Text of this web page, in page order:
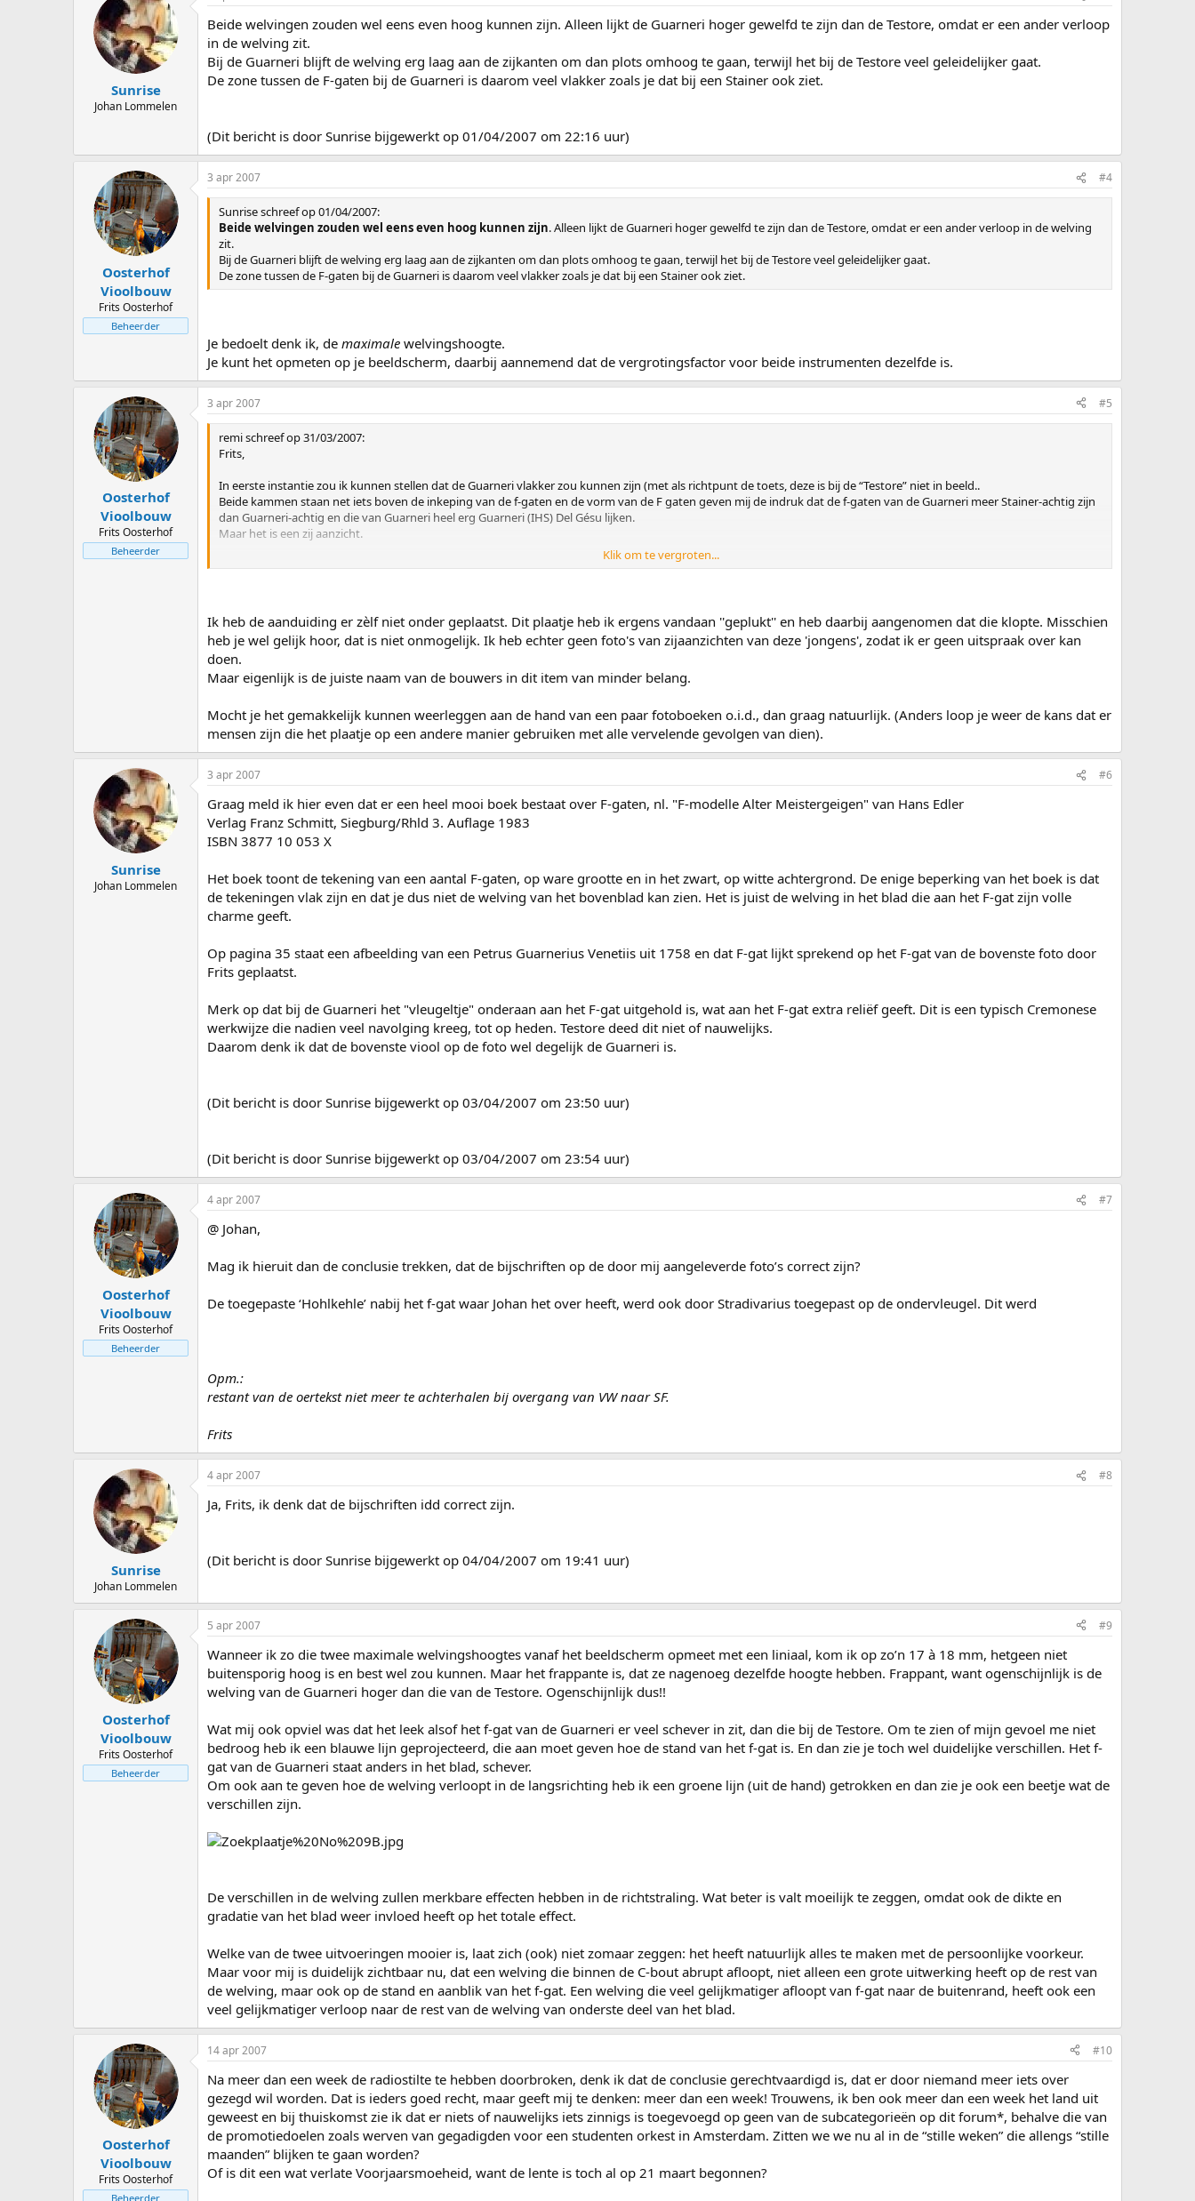
Sunrise
Johan Lommelen
Beide welvingen zouden wel eens even hoog kunnen zijn. Alleen lijkt de Guarneri hoger gewelfd te zijn dan de Testore, omdat er een ander verloop
in de welving zit.
Bij de Guarneri blijft de welving erg laag aan de zijkanten om dan plots omhoog te gaan, terwijl het bij de Testore veel geleidelijker gaat.
De zone tussen de F-gaten bij de Guarneri is daarom veel vlakker zoals je dat bij een Stainer ook ziet.
(Dit bericht is door Sunrise bijgewerkt op 01/04/2007 om 22:16 uur)
Oosterhof
Vioolbouw
Frits Oosterhof
Beheerder
3 apr 2007 #4
Sunrise schreef op 01/04/2007:
Beide welvingen zouden wel eens even hoog kunnen zijn. Alleen lijkt de Guarneri hoger gewelfd te zijn dan de Testore, omdat er een ander verloop in de welving
zit.
Bij de Guarneri blijft de welving erg laag aan de zijkanten om dan plots omhoog te gaan, terwijl het bij de Testore veel geleidelijker gaat.
De zone tussen de F-gaten bij de Guarneri is daarom veel vlakker zoals je dat bij een Stainer ook ziet.
Je bedoelt denk ik, de maximale welvingshoogte.
Je kunt het opmeten op je beeldscherm, daarbij aannemend dat de vergrotingsfactor voor beide instrumenten dezelfde is.
Oosterhof
Vioolbouw
Frits Oosterhof
Beheerder
3 apr 2007 #5
remi schreef op 31/03/2007:
Frits,
In eerste instantie zou ik kunnen stellen dat de Guarneri vlakker zou kunnen zijn (met als richtpunt de toets, deze is bij de “Testore” niet in beeld..
Beide kammen staan net iets boven de inkeping van de f-gaten en de vorm van de F gaten geven mij de indruk dat de f-gaten van de Guarneri meer Stainer-achtig zijn
dan Guarneri-achtig en die van Guarneri heel erg Guarneri (IHS) Del Gésu lijken.
Maar het is een zij aanzicht.
Remi
Klik om te vergroten...
Ik heb de aanduiding er zèlf niet onder geplaatst. Dit plaatje heb ik ergens vandaan ''geplukt'' en heb daarbij aangenomen dat die klopte. Misschien
heb je wel gelijk hoor, dat is niet onmogelijk. Ik heb echter geen foto's van zijaanzichten van deze 'jongens', zodat ik er geen uitspraak over kan
doen.
Maar eigenlijk is de juiste naam van de bouwers in dit item van minder belang.
Mocht je het gemakkelijk kunnen weerleggen aan de hand van een paar fotoboeken o.i.d., dan graag natuurlijk. (Anders loop je weer de kans dat er
mensen zijn die het plaatje op een andere manier gebruiken met alle vervelende gevolgen van dien).
Sunrise
Johan Lommelen
3 apr 2007 #6
Graag meld ik hier even dat er een heel mooi boek bestaat over F-gaten, nl. "F-modelle Alter Meistergeigen" van Hans Edler
Verlag Franz Schmitt, Siegburg/Rhld 3. Auflage 1983
ISBN 3877 10 053 X
Het boek toont de tekening van een aantal F-gaten, op ware grootte en in het zwart, op witte achtergrond. De enige beperking van het boek is dat
de tekeningen vlak zijn en dat je dus niet de welving van het bovenblad kan zien. Het is juist de welving in het blad die aan het F-gat zijn volle
charme geeft.
Op pagina 35 staat een afbeelding van een Petrus Guarnerius Venetiis uit 1758 en dat F-gat lijkt sprekend op het F-gat van de bovenste foto door
Frits geplaatst.
Merk op dat bij de Guarneri het "vleugeltje" onderaan aan het F-gat uitgehold is, wat aan het F-gat extra reliëf geeft. Dit is een typisch Cremonese
werkwijze die nadien veel navolging kreeg, tot op heden. Testore deed dit niet of nauwelijks.
Daarom denk ik dat de bovenste viool op de foto wel degelijk de Guarneri is.
(Dit bericht is door Sunrise bijgewerkt op 03/04/2007 om 23:50 uur)
(Dit bericht is door Sunrise bijgewerkt op 03/04/2007 om 23:54 uur)
Oosterhof
Vioolbouw
Frits Oosterhof
Beheerder
4 apr 2007 #7
@ Johan,
Mag ik hieruit dan de conclusie trekken, dat de bijschriften op de door mij aangeleverde foto’s correct zijn?
De toegepaste ‘Hohlkehle’ nabij het f-gat waar Johan het over heeft, werd ook door Stradivarius toegepast op de ondervleugel. Dit werd
Opm.:
restant van de oertekst niet meer te achterhalen bij overgang van VW naar SF.
Frits
Sunrise
Johan Lommelen
4 apr 2007 #8
Ja, Frits, ik denk dat de bijschriften idd correct zijn.
(Dit bericht is door Sunrise bijgewerkt op 04/04/2007 om 19:41 uur)
Oosterhof
Vioolbouw
Frits Oosterhof
Beheerder
5 apr 2007 #9
Wanneer ik zo die twee maximale welvingshoogtes vanaf het beeldscherm opmeet met een liniaal, kom ik op zo’n 17 à 18 mm, hetgeen niet
buitensporig hoog is en best wel zou kunnen. Maar het frappante is, dat ze nagenoeg dezelfde hoogte hebben. Frappant, want ogenschijnlijk is de
welving van de Guarneri hoger dan die van de Testore. Ogenschijnlijk dus!!
Wat mij ook opviel was dat het leek alsof het f-gat van de Guarneri er veel schever in zit, dan die bij de Testore. Om te zien of mijn gevoel me niet
bedroog heb ik een blauwe lijn geprojecteerd, die aan moet geven hoe de stand van het f-gat is. En dan zie je toch wel duidelijke verschillen. Het f-
gat van de Guarneri staat anders in het blad, schever.
Om ook aan te geven hoe de welving verloopt in de langsrichting heb ik een groene lijn (uit de hand) getrokken en dan zie je ook een beetje wat de
verschillen zijn.
De verschillen in de welving zullen merkbare effecten hebben in de richtstraling. Wat beter is valt moeilijk te zeggen, omdat ook de dikte en
gradatie van het blad weer invloed heeft op het totale effect.
Welke van de twee uitvoeringen mooier is, laat zich (ook) niet zomaar zeggen: het heeft natuurlijk alles te maken met de persoonlijke voorkeur.
Maar voor mij is duidelijk zichtbaar nu, dat een welving die binnen de C-bout abrupt afloopt, niet alleen een grote uitwerking heeft op de rest van
de welving, maar ook op de stand en aanblik van het f-gat. Een welving die veel gelijkmatiger afloopt van f-gat naar de buitenrand, heeft ook een
veel gelijkmatiger verloop naar de rest van de welving van onderste deel van het blad.
Oosterhof
Vioolbouw
Frits Oosterhof
Beheerder
14 apr 2007 #10
Na meer dan een week de radiostilte te hebben doorbroken, denk ik dat de conclusie gerechtvaardigd is, dat er door niemand meer iets over
gezegd wil worden. Dat is ieders goed recht, maar geeft mij te denken: meer dan een week! Trouwens, ik ben ook meer dan een week het land uit
geweest en bij thuiskomst zie ik dat er niets of nauwelijks iets zinnigs is toegevoegd op geen van de subcategorieën op dit forum*, behalve die van
de promotiedoelen zoals werven van gegadigden voor een studenten orkest in Amsterdam. Zitten we we nu al in de “stille weken” die allengs “stille
maanden” blijken te gaan worden?
Of is dit een wat verlate Voorjaarsmoeheid, want de lente is toch al op 21 maart begonnen?